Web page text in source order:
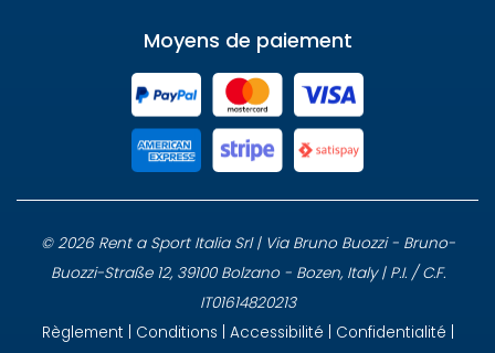
Moyens de paiement
© 2026 Rent a Sport Italia Srl | Via Bruno Buozzi - Bruno-
Buozzi-Straße 12, 39100 Bolzano - Bozen, Italy | P.I. / C.F.
IT01614820213
Règlement
Conditions Accessibilité Confidentialité